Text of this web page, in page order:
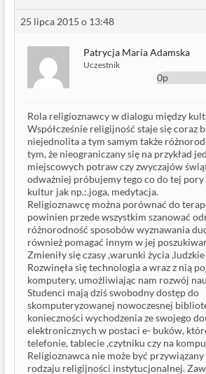
25 lipca 2015 o 13:48
Patrycja Maria Adamska
Uczestnik
0p
Rola religioznawcy w dialogu między
Współcześnie religijność staje się coraz
niejednolita a tym samym także
tym, że nieograniczany się na przykład
miejscowych potraw czy zwyczajów
odważniej próbujemy tego co do tej pory
kultur jak np.:.joga, medytacja.
Religioznawcę można porównać do
powinien przede wszystkim szanować
różnorodność sposobów wyznawania
również pomagać innym w jej
Zmieniły się czasy ,warunki życia
Rozwinęła się technologia a wraz z nią
komputery, umożliwiając nam rozwój
Studenci mają dziś swobodny dostęp do
skomputeryzowanej nowoczesnej
konieczności wychodzenia ze swojego
elektronicznych w postaci e- buków,
telefonie, tablecie ,czytniku czy na
Religioznawca nie może być
rodzaju religijności instytucjonalnej.